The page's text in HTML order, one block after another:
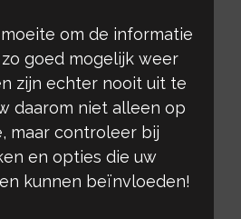
om de informatie
goed mogelijk weer
zijn echter nooit uit te
daarom niet alleen op
maar controleer bij
en opties die uw
kunnen beïnvloeden!